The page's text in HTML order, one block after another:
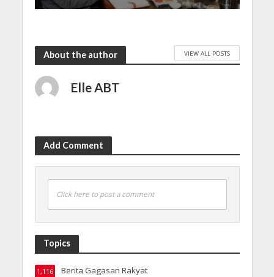
About the author VIEW ALL POSTS
Elle ABT
Add Comment
Click here to post a comment
Topics
Berita Gagasan Rakyat
1,116